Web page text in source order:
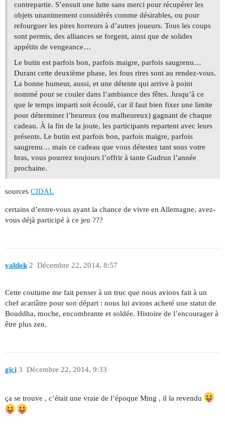
contrepartie. S’ensuit une lutte sans merci pour récupérer les
objets unanimement considérés comme désirables, ou pour
refourguer les pires horreurs à d’autres joueurs. Tous les coups
sont permis, des alliances se forgent, ainsi que de solides
appétits de vengeance…
Le butin est parfois bon, parfois maigre, parfois saugrenu…
Durant cette deuxième phase, les fous rires sont au rendez-vous.
La bonne humeur, aussi, et une détente qui arrive à point
nommé pour se couler dans l’ambiance des fêtes. Jusqu’à ce
que le temps imparti soit écoulé, car il faut bien fixer une limite
pour déterminer l’heureux (ou malheureux) gagnant de chaque
cadeau. À la fin de la joute, les participants repartent avec leurs
présents. Le butin est parfois bon, parfois maigre, parfois
saugrenu… mais ce cadeau que vous détestez tant sous votre
bras, vous pourrez toujours l’offrir à tante Gudrun l’année
prochaine.
sources CIDAL
certains d’entre-vous ayant la chance de vivre en Allemagne, avez-
vous déjà participé à ce jeu ???
valdok Décembre 22, 2014, 8:57
2
Cette coutume me fait penser à un truc que nous avions fait à un
chef acariâtre pour son départ : nous lui avions acheté une statut de
Bouddha, moche, encombrante et soldée. Histoire de l’encourager à
être plus zen.
gici Décembre 22, 2014, 9:33
3
ça se trouve , c’était une vraie de l’époque Ming , il la revendu